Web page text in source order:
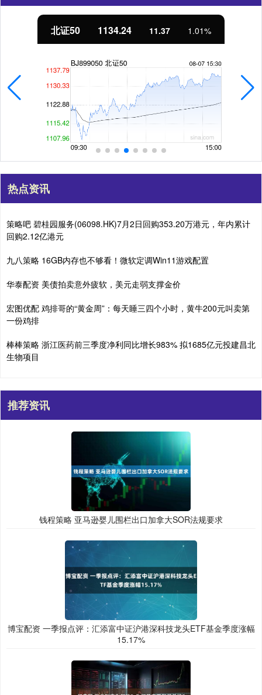
北证50 1134.24 11.37 1.01%
热点资讯
策略吧 碧桂园服务(06098.HK)7月2日回购353.20万港元，年内累计
回购2.12亿港元
九八策略 16GB内存也不够看！微软定调Win11游戏配置
华泰配资 美债拍卖意外疲软，美元走弱支撑金价
宏图优配 鸡排哥的“黄金周”：每天睡三四个小时，黄牛200元叫卖第
一份鸡排
棒棒策略 浙江医药前三季度净利同比增长983% 拟1685亿元投建昌北
生物项目
推荐资讯
钱程策略 亚马逊婴儿围栏出口加拿大SOR法规要求
博宝配资 一季报点评：汇添富中证沪港深科技龙头ETF基金季度涨幅
15.17%